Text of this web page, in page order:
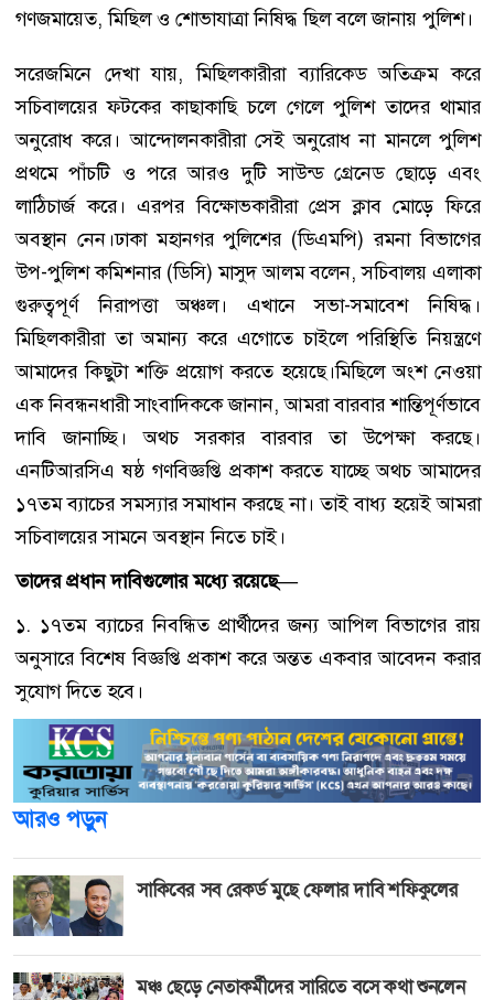
গণজমায়েত, মিছিল ও শোভাযাত্রা নিষিদ্ধ ছিল বলে জানায় পুলিশ।
সরেজমিনে দেখা যায়, মিছিলকারীরা ব্যারিকেড অতিক্রম করে
সচিবালয়ের ফটকের কাছাকাছি চলে গেলে পুলিশ তাদের থামার
অনুরোধ করে। আন্দোলনকারীরা সেই অনুরোধ না মানলে পুলিশ
প্রথমে পাঁচটি ও পরে আরও দুটি সাউন্ড গ্রেনেড ছোড়ে এবং
লাঠিচার্জ করে। এরপর বিক্ষোভকারীরা প্রেস ক্লাব মোড়ে ফিরে
অবস্থান নেন।ঢাকা মহানগর পুলিশের (ডিএমপি) রমনা বিভাগের
উপ-পুলিশ কমিশনার (ডিসি) মাসুদ আলম বলেন, সচিবালয় এলাকা
গুরুত্বপূর্ণ নিরাপত্তা অঞ্চল। এখানে সভা-সমাবেশ নিষিদ্ধ।
মিছিলকারীরা তা অমান্য করে এগোতে চাইলে পরিস্থিতি নিয়ন্ত্রণে
আমাদের কিছুটা শক্তি প্রয়োগ করতে হয়েছে।মিছিলে অংশ নেওয়া
এক নিবন্ধনধারী সাংবাদিককে জানান, আমরা বারবার শান্তিপূর্ণভাবে
দাবি জানাচ্ছি। অথচ সরকার বারবার তা উপেক্ষা করছে।
এনটিআরসিএ ষষ্ঠ গণবিজ্ঞপ্তি প্রকাশ করতে যাচ্ছে অথচ আমাদের
১৭তম ব্যাচের সমস্যার সমাধান করছে না। তাই বাধ্য হয়েই আমরা
সচিবালয়ের সামনে অবস্থান নিতে চাই।
তাদের প্রধান দাবিগুলোর মধ্যে রয়েছে—
১. ১৭তম ব্যাচের নিবন্ধিত প্রার্থীদের জন্য আপিল বিভাগের রায়
অনুসারে বিশেষ বিজ্ঞপ্তি প্রকাশ করে অন্তত একবার আবেদন করার
সুযোগ দিতে হবে।
আরও পড়ুন
সাকিবের সব রেকর্ড মুছে ফেলার দাবি শফিকুলের
মঞ্চ ছেড়ে নেতাকর্মীদের সারিতে বসে কথা শুনলেন